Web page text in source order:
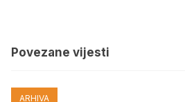
Povezane vijesti
ARHIVA